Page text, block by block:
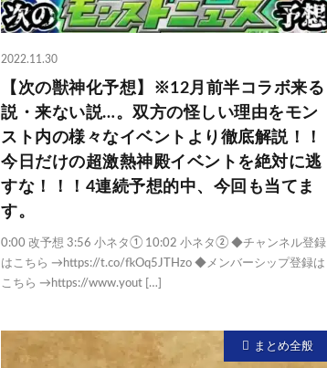
2022.11.30
【次の獣神化予想】※12月前半コラボ来る
説・来ない説…。双方の怪しい理由をモン
スト内の様々なイベントより徹底解説！！
今日だけの超激熱神殿イベントを絶対に逃
すな！！！4連続予想的中、今回も当てま
す。
0:00 改予想 3:56 小ネタ① 10:02 小ネタ② ◆チャンネル登録
はこちら →https://t.co/fkOq5JTHzo ◆メンバーシップ登録は
こちら →https://www.yout […]
まとめ全般